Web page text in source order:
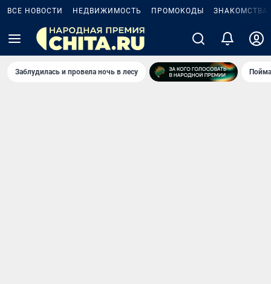
ВСЕ НОВОСТИ НЕДВИЖИМОСТЬ ПРОМОКОДЫ ЗНАКОМСТВА
Заблудилась и провела ночь в лесу